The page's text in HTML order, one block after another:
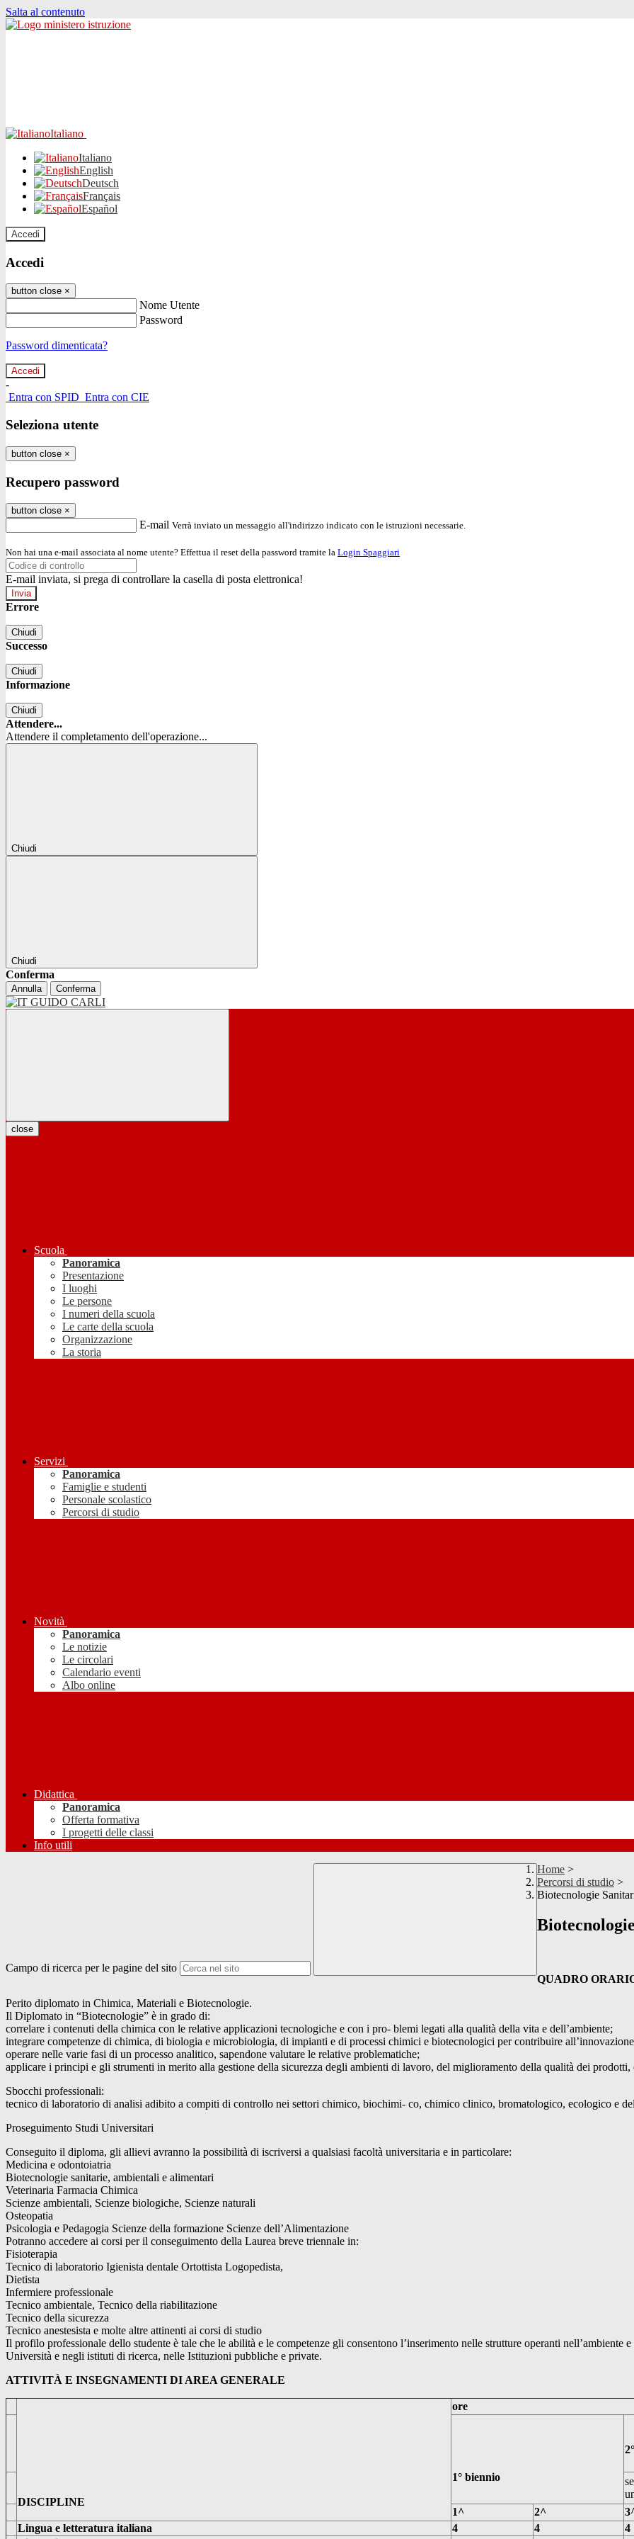
Salta al contenuto
Italiano
Italiano
English
Deutsch
Français
Español
Accedi
Accedi
button close ×
Nome Utente
Password
Password dimenticata?
-
Entra con SPID Entra con CIE
Seleziona utente
button close ×
Recupero password
button close ×
E-mail Verrà inviato un messaggio all'indirizzo indicato con le istruzioni necessarie.
Non hai una e-mail associata al nome utente? Effettua il reset della password tramite la Login Spaggiari
E-mail inviata, si prega di controllare la casella di posta elettronica!
Errore
Chiudi
Successo
Chiudi
Informazione
Chiudi
Attendere...
Attendere il completamento dell'operazione...
Chiudi
Chiudi
Conferma
Annulla Conferma
close
Scuola
Panoramica
Presentazione
I luoghi
Le persone
I numeri della scuola
Le carte della scuola
Organizzazione
La storia
Servizi
Panoramica
Famiglie e studenti
Personale scolastico
Percorsi di studio
Novità
Panoramica
Le notizie
Le circolari
Calendario eventi
Albo online
Didattica
Panoramica
Offerta formativa
I progetti delle classi
Info utili
Campo di ricerca per le pagine del sito
Home >
Percorsi di studio >
Biotecnologie
QUADRO
Perito diplomato in Chimica, Materiali e Biotecnologie.
Il Diplomato in “Biotecnologie” è in grado di:
correlare i contenuti della chimica con le relative applicazioni tecnologiche e con i pro- blemi legati alla qualità della vita e dell’ambiente;
integrare competenze di chimica, di biologia e microbiologia, di impianti e di processi chimici e biotecnologici per contribuire
operare nelle varie fasi di un processo analitico, sapendone valutare le relative problematiche;
applicare i principi e gli strumenti in merito alla gestione della sicurezza degli ambienti di lavoro, del miglioramento della qualità dei prodotti,
Sbocchi professionali:
tecnico di laboratorio di analisi adibito a compiti di controllo nei settori chimico, biochimi- co, chimico clinico, bromatologico, ecologico e
Proseguimento Studi Universitari
Conseguito il diploma, gli allievi avranno la possibilità di iscriversi a qualsiasi facoltà universitaria e in particolare:
Medicina e odontoiatria
Biotecnologie sanitarie, ambientali e alimentari
Veterinaria Farmacia Chimica
Scienze ambientali, Scienze biologiche, Scienze naturali
Osteopatia
Psicologia e Pedagogia Scienze della formazione Scienze dell’Alimentazione
Potranno accedere ai corsi per il conseguimento della Laurea breve triennale in:
Fisioterapia
Tecnico di laboratorio Igienista dentale Ortottista Logopedista,
Dietista
Infermiere professionale
Tecnico ambientale, Tecnico della riabilitazione
Tecnico della sicurezza
Tecnico anestesista e molte altre attinenti ai corsi di studio
Il profilo professionale dello studente è tale che le abilità e le competenze gli consentono l’inserimento nelle strutture operanti nell’ambiente
Università e negli istituti di ricerca, nelle Istituzioni pubbliche e private.
ATTIVITÀ E INSEGNAMENTI DI AREA GENERALE
DISCIPLINE
ore
1° biennio
2
1^
2^
Lingua e letteratura italiana
4 4
4